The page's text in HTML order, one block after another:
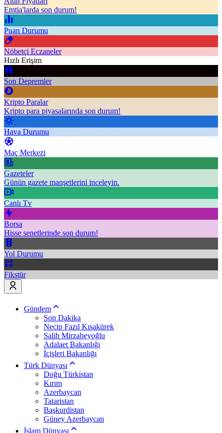
Emtia'larda son durum!
Puan Durumu
Nöbetçi Eczaneler
Hızlı Erişim
Son Depremler
Kripto Paralar
Kripto para piyasalarında son durum!
Hava Durumu
Maç Merkezi
Gazeteler
Günün gazete manşetlerini inceleyin.
Canlı Tv
Borsa
Hisse senetlerinde son durum!
Yol Durumu
Fikstür
Gündem
Son Dakika
Necip Fazıl Kısakürek
Salih Mirzabeyoğlu
Adalaet Bakanlığı
İçişleri Bakanlığı
Türk Dünyası
Doğu Türkistan
Kırım
Azerbaycan
Tataristan
Başkurdistan
Güney Azerbaycan
İslam Dünyası